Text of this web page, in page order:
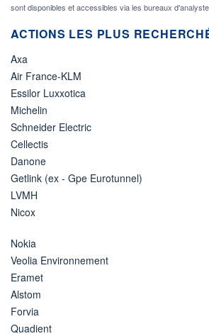
sont disponibles et accessibles via les bureaux
ACTIONS LES PLUS
Axa
Air France-KLM
Essilor Luxxotica
Michelin
Schneider Electric
Cellectis
Danone
Getlink (ex - Gpe Eurotunnel)
LVMH
Nicox
Nokia
Veolia Environnement
Eramet
Alstom
Forvia
Quadient